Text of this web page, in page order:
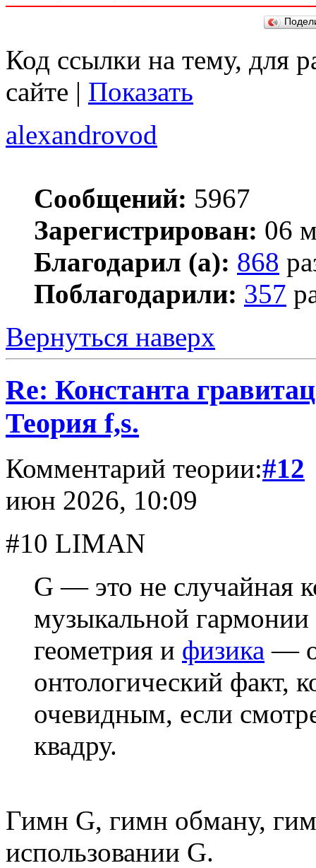
Код ссылки на тему, для
сайте | Показать
alexandrovod
Сообщений: 5967
Зарегистрирован: 06
Благодарил (а): 868
Поблагодарили: 357
Вернуться наверх
Re: Константа
Теория f,s.
Комментарий теории:#12
июн 2026, 10:09
#10 LIMAN
G — это не случайная
музыкальной
геометрия и физика —
онтологический факт,
очевидным, если
квадру.
Гимн G, гимн обману,
использовании G.